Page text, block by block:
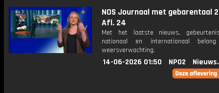
NOS Journaal met gebarentaal
Afl. 24
Met het laatste nieuws,
nationaal en internationaal
weersverwachting.
14-06-2026 01:50 NPO2